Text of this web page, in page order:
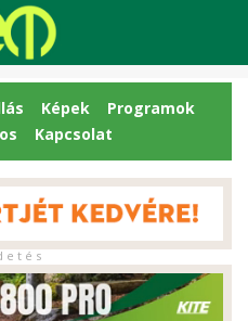
Képek
Programok
Kapcsolat
e t é s